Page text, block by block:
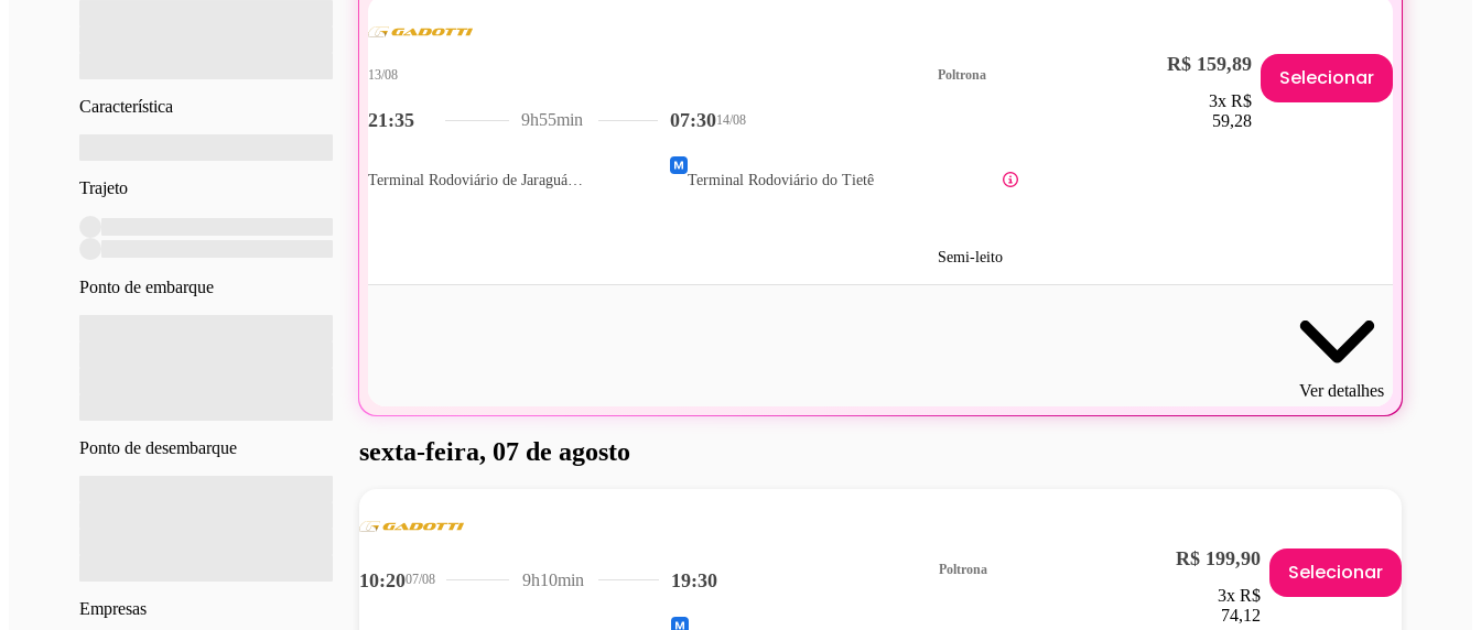
Característica
Trajeto
Ponto de embarque
Ponto de desembarque
Empresas
21:35
13/08
Terminal Rodoviário de Jaraguá do Sul
07:3014/08
Terminal Rodoviário do Tietê
9h55min
Poltrona
Semi-leito
R$ 159,89
3x R$
59,28
Selecionar
Ver detalhes
sexta-feira, 07 de agosto
10:2007/08 19:30
9h10min
Poltrona R$ 199,90
3x R$
74,12
Selecionar